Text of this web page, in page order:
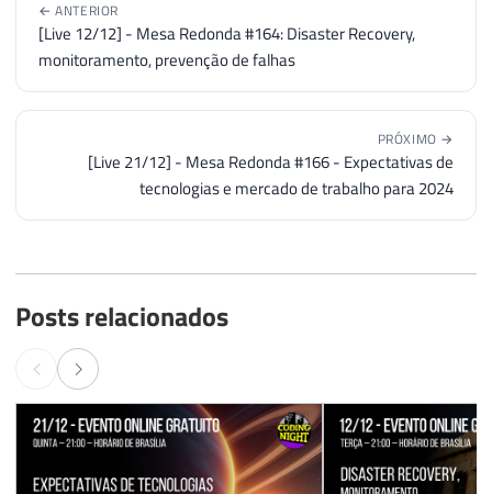
← ANTERIOR
[Live 12/12] - Mesa Redonda #164: Disaster Recovery,
monitoramento, prevenção de falhas
PRÓXIMO →
[Live 21/12] - Mesa Redonda #166 - Expectativas de
tecnologias e mercado de trabalho para 2024
Posts relacionados